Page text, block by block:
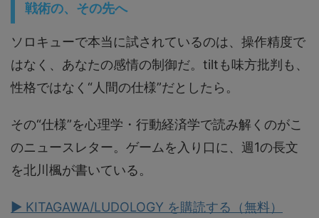
戦術の、その先へ
ソロキューで本当に試されているのは、操作精度で
はなく、あなたの感情の制御だ。tiltも味方批判も、
性格ではなく“人間の仕様”だとしたら。
その“仕様”を心理学・行動経済学で読み解くのがこ
のニュースレター。ゲームを入り口に、週1の長文
を北川楓が書いている。
▶ KITAGAWA/LUDOLOGY を購読する（無料）